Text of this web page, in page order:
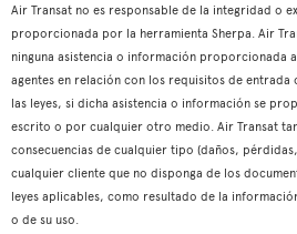
Air Transat no es responsable de la integridad o
proporcionada por la herramienta Sherpa. Air
ninguna asistencia o información proporcionada
agentes en relación con los requisitos de
las leyes, si dicha asistencia o información se
escrito o por cualquier otro medio. Air Transat
consecuencias de cualquier tipo (daños,
cualquier cliente que no disponga de los
leyes aplicables, como resultado de la
o de su uso.